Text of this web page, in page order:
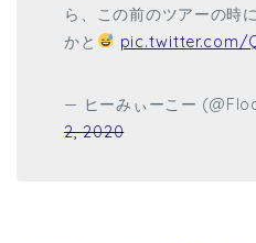
ら、この前のツアーの時
かと
pic.twitter.com/
— ヒーみぃーこー
2, 2020